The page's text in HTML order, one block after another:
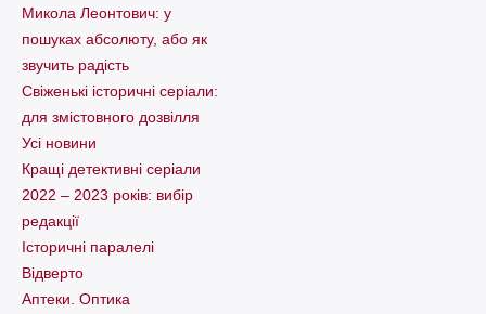
Микола Леонтович: у
пошуках абсолюту, або як
звучить радість
Свіженькі історичні серіали:
для змістовного дозвілля
Усі новини
Кращі детективні серіали
2022 – 2023 років: вибір
редакції
Історичні паралелі
Відверто
Аптеки. Оптика